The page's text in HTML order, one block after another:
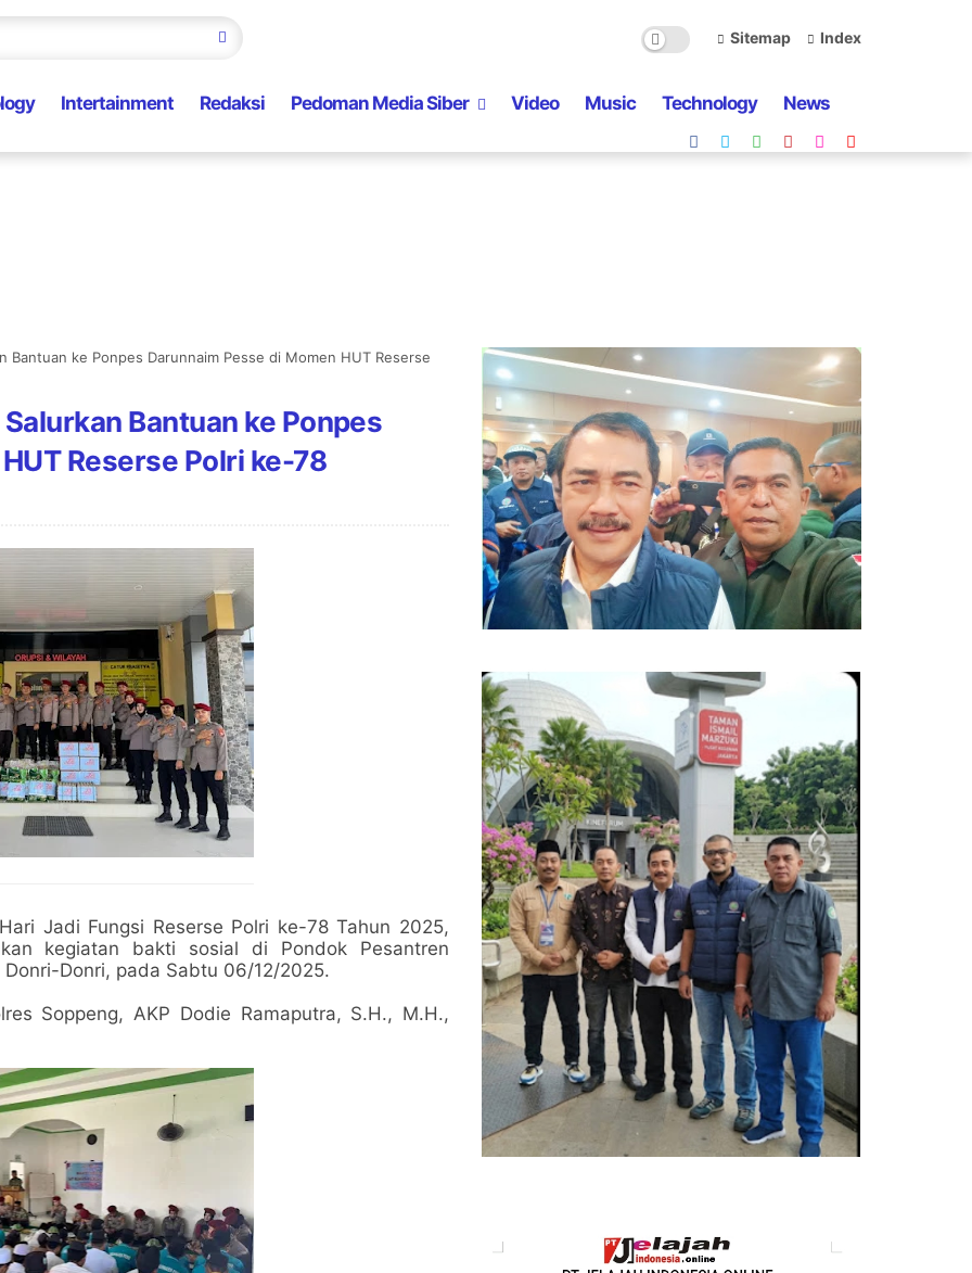
Sitemap Index
Intertainment Redaksi Pedoman Media Siber Video Music Technology News
Bantuan ke Ponpes Darunnaim Pesse di Momen HUT Reserse
Bantuan ke Ponpes
Reserse Polri ke-78
Jadi Fungsi Reserse Polri ke-78 Tahun 2025,
kegiatan bakti sosial di Pondok Pesantren
Donri, pada Sabtu 06/12/2025.
Soppeng, AKP Dodie Ramaputra, S.H., M.H.,